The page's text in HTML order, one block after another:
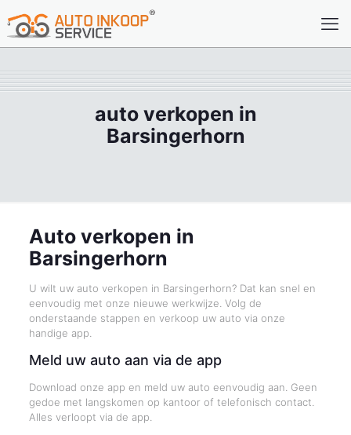
auto verkopen in
Barsingerhorn
Auto verkopen in
Barsingerhorn
U wilt uw auto verkopen in Barsingerhorn? Dat kan snel en
eenvoudig met onze nieuwe werkwijze. Volg de
onderstaande stappen en verkoop uw auto via onze
handige app.
Meld uw auto aan via de app
Download onze app en meld uw auto eenvoudig aan. Geen
gedoe met langskomen op kantoor of telefonisch contact.
Alles verloopt via de app.